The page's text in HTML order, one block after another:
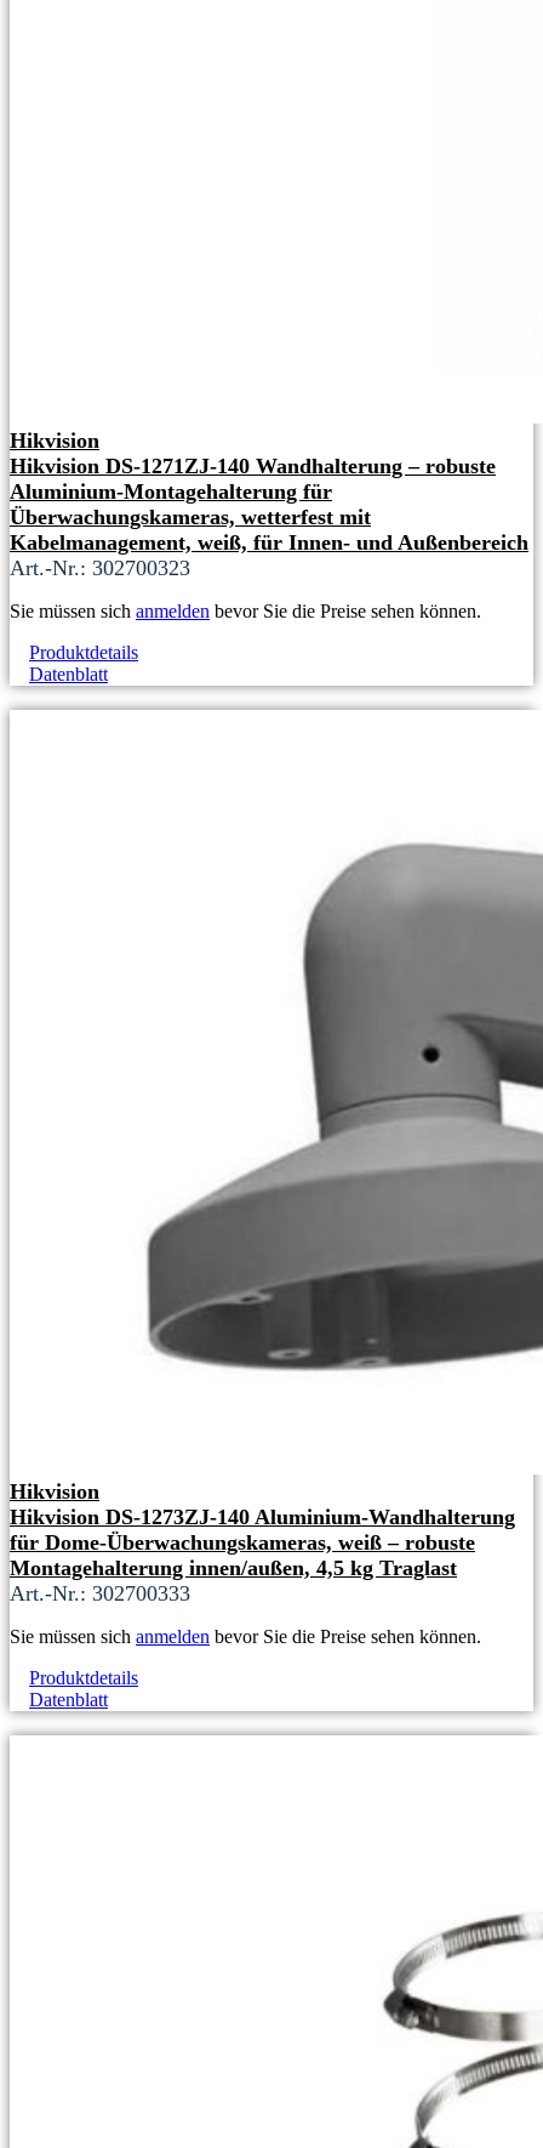
Hikvision
Hikvision DS-1271ZJ-140 Wandhalterung – robuste
Aluminium-Montagehalterung für
Überwachungskameras, wetterfest mit
Kabelmanagement, weiß, für Innen- und Außenbereich
Art.-Nr.: 302700323
Sie müssen sich anmelden bevor Sie die Preise sehen können.
Produktdetails
Datenblatt
Hikvision
Hikvision DS-1273ZJ-140 Aluminium-Wandhalterung
für Dome-Überwachungskameras, weiß – robuste
Montagehalterung innen/außen, 4,5 kg Traglast
Art.-Nr.: 302700333
Sie müssen sich anmelden bevor Sie die Preise sehen können.
Produktdetails
Datenblatt